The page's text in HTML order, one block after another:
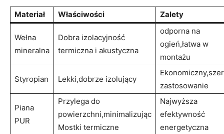
Materiał Właściwości Zalety
Wełna
mineralna
Dobra izolacyjność​
termiczna i akustyczna
odporna na
ogień,łatwa w
montażu
Styropian Lekki,dobrze izolujący
zastosowanie
Piana
PUR
Przylega do
powierzchni,minimalizując
Mostki termiczne
Najwyższa
efektywność
energetyczna